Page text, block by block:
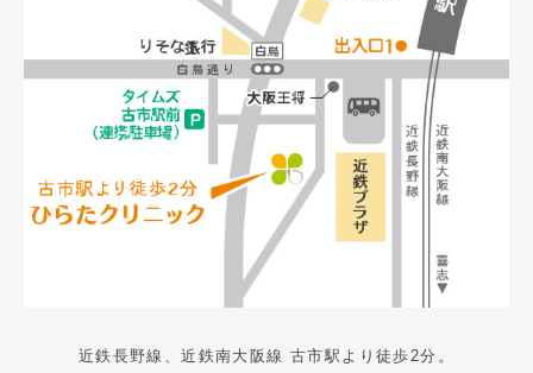
近鉄長野線、近鉄南大阪線 古市駅より徒歩2分。